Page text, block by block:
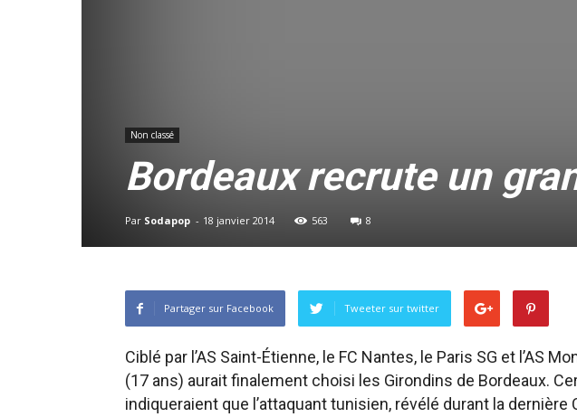
Non classé
Bordeaux recrute un
Par Sodapop - 18 janvier 2014 563 8
Partager sur Facebook Tweeter sur twitter
Ciblé par l’AS Saint-Étienne, le FC Nantes, le Paris SG et l’AS
(17 ans) aurait finalement choisi les Girondins de Bordeaux.
indiqueraient que l’attaquant tunisien, révélé durant la dernière